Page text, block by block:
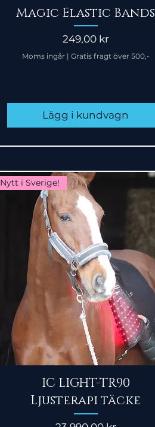
Snabbvisning
Magic Elastic Bands
Pris
249,00 kr
Moms ingår| Gratis fragt över 500,-
Lägg i kundvagn
Snabbvisning
Nytt i Sverige!
IC LIGHT-TR90
Ljusterapi täcke